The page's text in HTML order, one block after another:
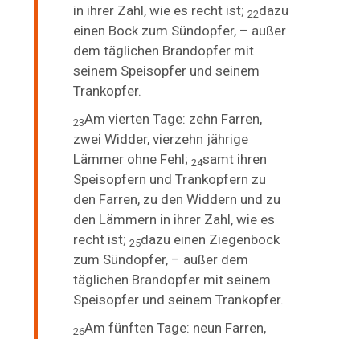
in ihrer Zahl, wie es recht ist;22dazu
einen Bock zum Sündopfer, – außer
dem täglichen Brandopfer mit
seinem Speisopfer und seinem
Trankopfer.
23Am vierten Tage: zehn Farren,
zwei Widder, vierzehn jährige
Lämmer ohne Fehl;24samt ihren
Speisopfern und Trankopfern zu
den Farren, zu den Widdern und zu
den Lämmern in ihrer Zahl, wie es
recht ist;25dazu einen Ziegenbock
zum Sündopfer, – außer dem
täglichen Brandopfer mit seinem
Speisopfer und seinem Trankopfer.
26Am fünften Tage: neun Farren,